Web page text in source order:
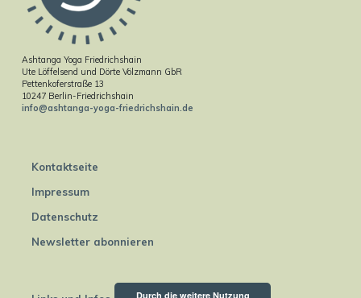
Ashtanga Yoga Friedrichshain
Ute Löffelsend und Dörte Völzmann GbR
Pettenkoferstraße 13
10247 Berlin-Friedrichshain
info@ashtanga-yoga-friedrichshain.de
Kontaktseite
Impressum
Datenschutz
Newsletter abonnieren
Durch die weitere Nutzung